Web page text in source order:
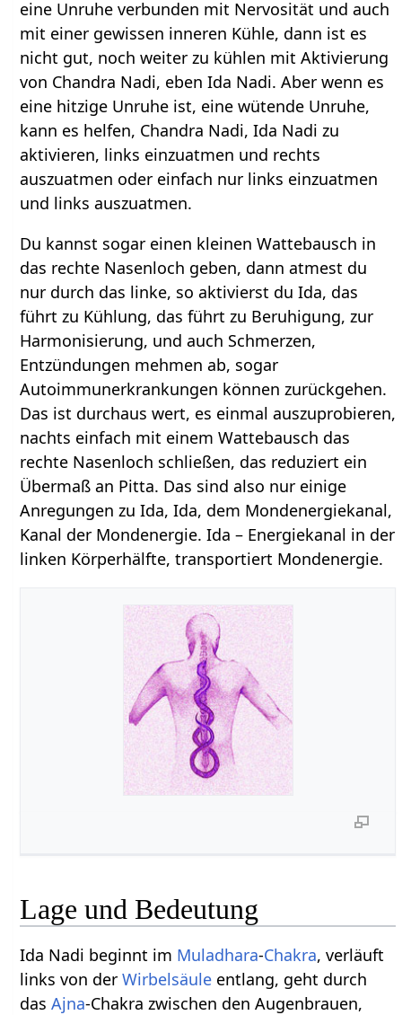
eine Unruhe verbunden mit Nervosität und auch
mit einer gewissen inneren Kühle, dann ist es
nicht gut, noch weiter zu kühlen mit Aktivierung
von Chandra Nadi, eben Ida Nadi. Aber wenn es
eine hitzige Unruhe ist, eine wütende Unruhe,
kann es helfen, Chandra Nadi, Ida Nadi zu
aktivieren, links einzuatmen und rechts
auszuatmen oder einfach nur links einzuatmen
und links auszuatmen.
Du kannst sogar einen kleinen Wattebausch in
das rechte Nasenloch geben, dann atmest du
nur durch das linke, so aktivierst du Ida, das
führt zu Kühlung, das führt zu Beruhigung, zur
Harmonisierung, und auch Schmerzen,
Entzündungen mehmen ab, sogar
Autoimmunerkrankungen können zurückgehen.
Das ist durchaus wert, es einmal auszuprobieren,
nachts einfach mit einem Wattebausch das
rechte Nasenloch schließen, das reduziert ein
Übermaß an Pitta. Das sind also nur einige
Anregungen zu Ida, Ida, dem Mondenergiekanal,
Kanal der Mondenergie. Ida – Energiekanal in der
linken Körperhälfte, transportiert Mondenergie.
Lage und Bedeutung
Ida Nadi beginnt im Muladhara-Chakra, verläuft
links von derWirbelsäule entlang, geht durch
dasAjna-Chakra zwischen den Augenbrauen,